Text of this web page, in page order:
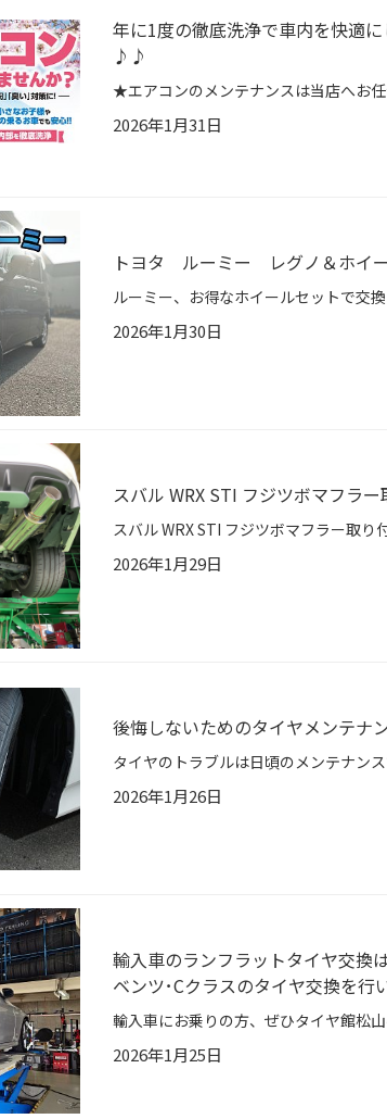
年に1度の徹底洗浄で車内を快適
♪♪
2026年1月31日
トヨタ ルーミー レグノ＆ホイー
2026年1月30日
スバル WRX STI フジツボマフラー
2026年1月29日
後悔しないためのタイヤメンテナ
2026年1月26日
輸入車のランフラットタイヤ交換
ベンツ･Cクラスのタイヤ交換を行
2026年1月25日